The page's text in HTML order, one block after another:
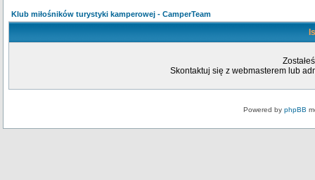
Klub miłośników turystyki kamperowej - CamperTeam
Skontaktuj się z webmasterem lub
Powered by phpBB